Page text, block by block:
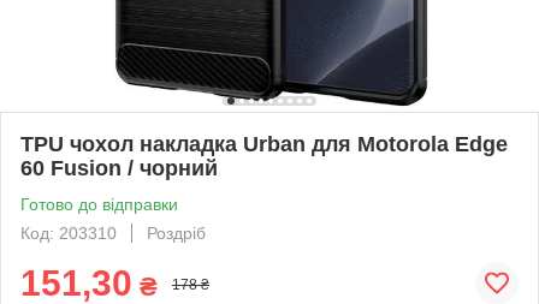
TPU чохол накладка Urban для Motorola Edge
60 Fusion / чорний
Готово до відправки
Код: 203310
Роздріб
151,30 ₴ 178 ₴